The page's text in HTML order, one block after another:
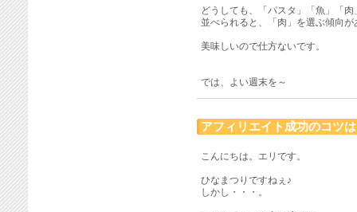
どうしても、「パスタ」「魚」「肉
並べられると、「肉」を選ぶ傾向が
美味しいので仕方ないです。
では、よい週末を～
アフィリエイト成功のコツ
こんにちは。エリです。
ひなまつりですねぇ♪
しかし・・・。